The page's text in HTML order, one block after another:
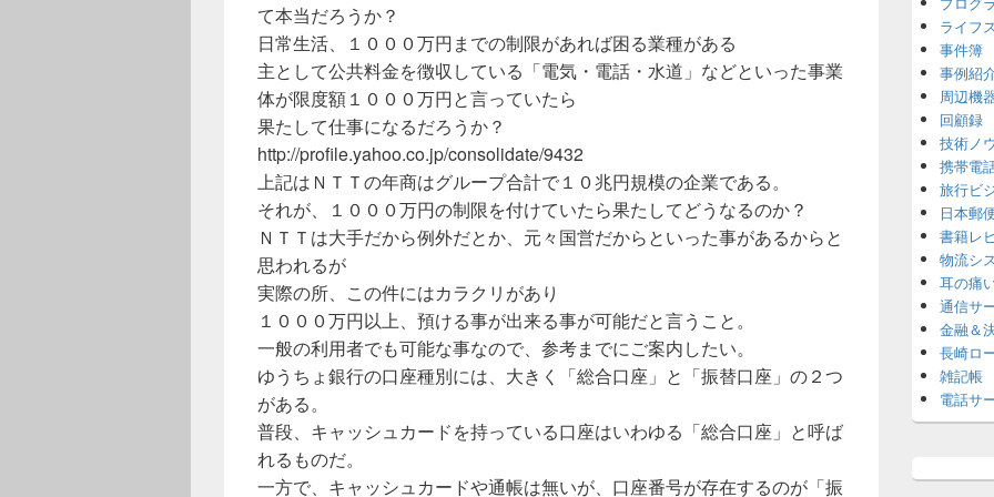
て本当だろうか？
日常生活、１０００万円までの制限があれば困る業種がある
主として公共料金を徴収している「電気・電話・水道」などといった事業
体が限度額１０００万円と言っていたら
果たして仕事になるだろうか？
http://profile.yahoo.co.jp/consolidate/9432
上記はＮＴＴの年商はグループ合計で１０兆円規模の企業である。
それが、１０００万円の制限を付けていたら果たしてどうなるのか？
ＮＴＴは大手だから例外だとか、元々国営だからといった事があるからと
思われるが
実際の所、この件にはカラクリがあり
１０００万円以上、預ける事が出来る事が可能だと言うこと。
一般の利用者でも可能な事なので、参考までにご案内したい。
ゆうちょ銀行の口座種別には、大きく「総合口座」と「振替口座」の２つ
がある。
普段、キャッシュカードを持っている口座はいわゆる「総合口座」と呼ば
れるものだ。
一方で、キャッシュカードや通帳は無いが、口座番号が存在するのが「振
ライフ
事件簿
事例紹
周辺機
回顧録
技術ノ
携帯電
旅行ビ
日本郵
書籍レ
物流シ
耳の痛
通信サ
金融＆
長崎ロ
雑記帳
電話サ